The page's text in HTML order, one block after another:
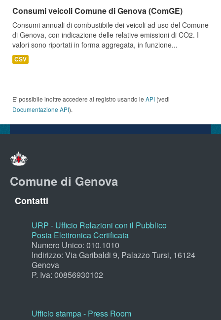
Consumi veicoli Comune di Genova (ComGE)
Consumi annuali di combustibile dei veicoli ad uso del Comune
di Genova, con indicazione delle relative emissioni di CO2. I
valori sono riportati in forma aggregata, in funzione...
CSV
E' possibile inoltre accedere al registro usando le API (vedi
Documentazione API).
Comune di Genova
Contatti
URP - Ufficio Relazioni con il Pubblico
Posta Elettronica Certificata
Numero Unico: 010.1010
Indirizzo: Via Garibaldi 9, Palazzo Tursi, 16124
Genova
P. Iva: 00856930102
Ufficio stampa - Press Room